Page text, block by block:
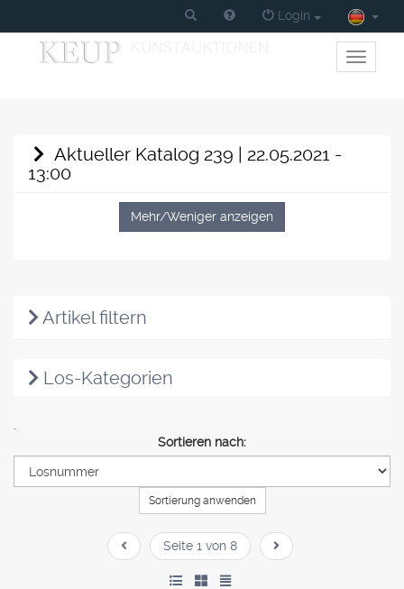
Login
Toggle
primary
Aktueller Katalog 239 | 22.05.2021 -
13:00
Mehr/Weniger anzeigen
Artikel filtern
Los-Kategorien
.
Sortieren nach:
Sortierung anwenden
Seite 1 von 8